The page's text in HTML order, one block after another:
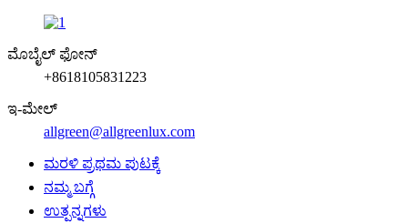
ಮೊಬೈಲ್ ಫೋನ್
+8618105831223
ಇ-ಮೇಲ್
allgreen@allgreenlux.com
ಮರಳಿ ಪ್ರಥಮ ಪುಟಕ್ಕೆ
ನಮ್ಮ ಬಗ್ಗೆ
ಉತ್ಪನ್ನಗಳು